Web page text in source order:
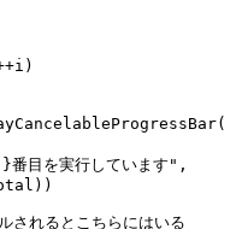
i)
(
番目を実行しています " ,
れるとこちらにはいる